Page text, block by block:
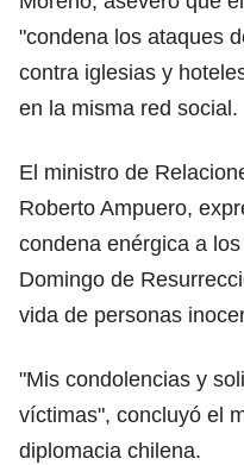
"condena los ataques
contra iglesias y
en la misma red social.
El ministro de
Roberto Ampuero,
condena enérgica a
Domingo de
vida de personas
"Mis condolencias y
víctimas", concluyó el
diplomacia chilena.